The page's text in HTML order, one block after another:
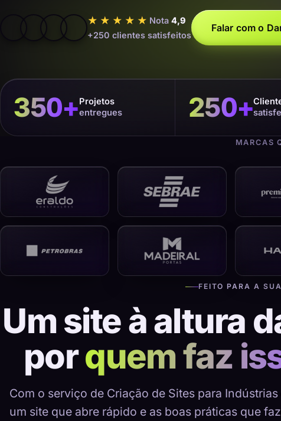
★★★★★ Nota 4,9
+250 clientes satisfeitos
Falar com o
350+Projetos
entregues
250+
MARCAS
FEITO PARA A
Um site à altura
porquem faz
Com o serviço de Criação de Sites para
um site que abre rápido e as boas práticas que